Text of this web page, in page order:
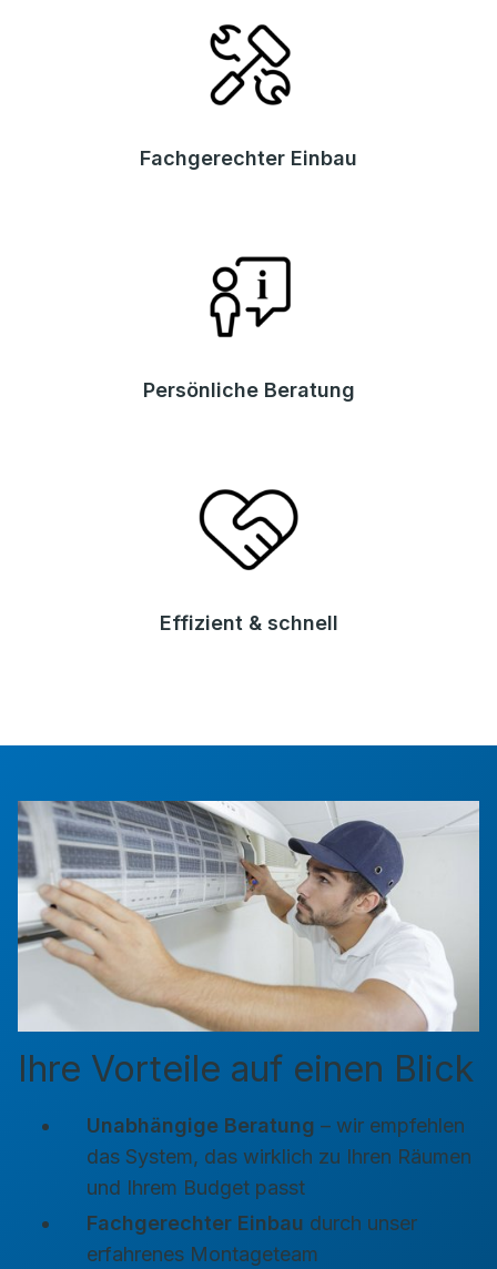
Fachgerechter Einbau
Persönliche Beratung
Effizient & schnell
Ihre Vorteile auf einen Blick
Unabhängige Beratung – wir empfehlen
das System, das wirklich zu Ihren Räumen
und Ihrem Budget passt
Fachgerechter Einbau durch unser
erfahrenes Montageteam